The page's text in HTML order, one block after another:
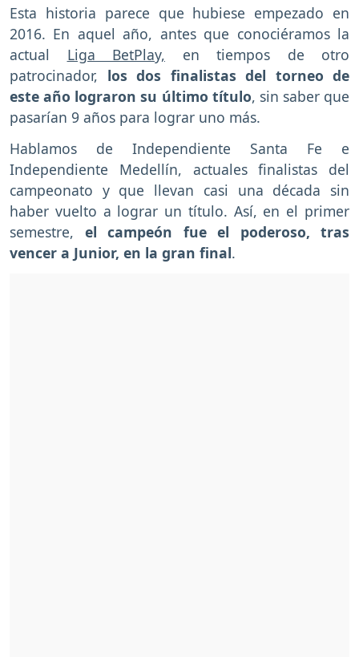
Esta historia parece que hubiese empezado en
2016. En aquel año, antes que conociéramos la
actual Liga BetPlay, en tiempos de otro
patrocinador, los dos finalistas del torneo de
este año lograron su último título, sin saber que
pasarían 9 años para lograr uno más.
Hablamos de Independiente Santa Fe e
Independiente Medellín, actuales finalistas del
campeonato y que llevan casi una década sin
haber vuelto a lograr un título. Así, en el primer
semestre, el campeón fue el poderoso, tras
vencer a Junior, en la gran final.